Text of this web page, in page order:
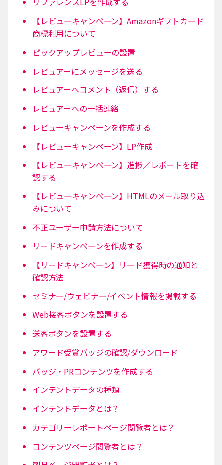
【レビューキャンペーン】Amazonギフトカード
商標利用について
ピックアップレビューの設置
レビュアーにメッセージを送る
レビュアーへコメント（返信）する
レビュアーへの一括連絡
レビューキャンペーンを作成する
【レビューキャンペーン】LP作成
【レビューキャンペーン】進捗／レポートを確
認する
【レビューキャンペーン】HTMLのメール取り込
みについて
不正ユーザー申請方法について
リードキャンペーンを作成する
【リードキャンペーン】リード獲得時の通知と
確認方法
セミナー/ウェビナー/イベント情報を掲載する
Web接客ボタンを設置する
送客ボタンを設置する
アワード受賞バッジの確認/ダウンロード
バッジ・PRコンテンツを作成する
インテントデータの種類
インテントデータとは？
カテゴリーレポートページ閲覧者とは？
コンテンツページ閲覧者とは？